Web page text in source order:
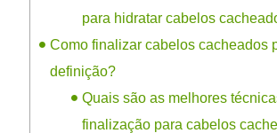
para hidratar cabelos
Como finalizar cabelos cacheados
definição?
Quais são as melhores
finalização para cabelos